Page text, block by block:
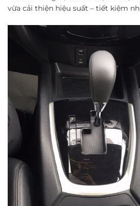
vừa cải thiện hiệu suất – tiết kiệm